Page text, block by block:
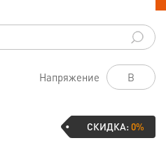
Напряжение
СКИДКА:0%